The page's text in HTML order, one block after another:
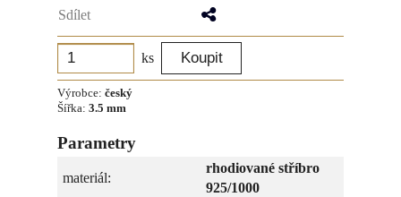
Sdílet
ks
Výrobce: český
Šířka: 3.5 mm
Parametry
materiál:
rhodiované stříbro
925/1000